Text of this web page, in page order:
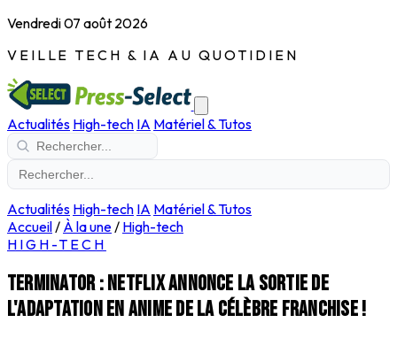
Vendredi 07 août 2026
VEILLE TECH & IA AU QUOTIDIEN
Actualités High-tech IA Matériel & Tutos
Actualités High-tech IA Matériel & Tutos
Accueil/ À la une/ High-tech
HIGH-TECH
Terminator : Netflix annonce la sortie de
l'adaptation en anime de la célèbre franchise !